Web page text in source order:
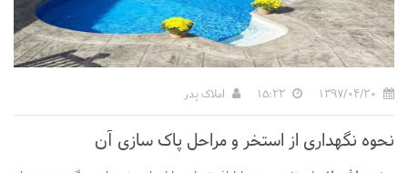
املاک پدر
نحوه نگهداری از استخر و مراحل پاک سازی آن